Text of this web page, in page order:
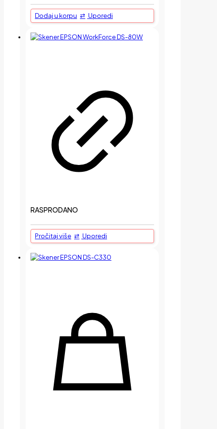
Dodaj u korpu Uporedi
RASPRODANO
Pročitaj više Uporedi